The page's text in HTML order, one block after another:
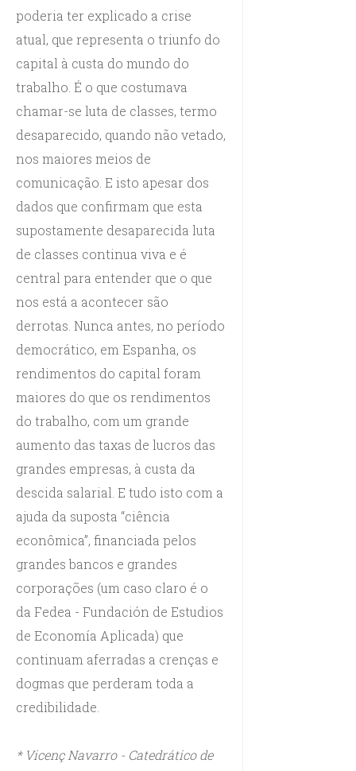
poderia ter explicado a crise
atual, que representa o triunfo do
capital à custa do mundo do
trabalho. É o que costumava
chamar-se luta de classes, termo
desaparecido, quando não vetado,
nos maiores meios de
comunicação. E isto apesar dos
dados que confirmam que esta
supostamente desaparecida luta
de classes continua viva e é
central para entender que o que
nos está a acontecer são
derrotas. Nunca antes, no período
democrático, em Espanha, os
rendimentos do capital foram
maiores do que os rendimentos
do trabalho, com um grande
aumento das taxas de lucros das
grandes empresas, à custa da
descida salarial. E tudo isto com a
ajuda da suposta “ciência
econômica”, financiada pelos
grandes bancos e grandes
corporações (um caso claro é o
da Fedea - Fundación de Estudios
de Economía Aplicada) que
continuam aferradas a crenças e
dogmas que perderam toda a
credibilidade.
* Vicenç Navarro - Catedrático de